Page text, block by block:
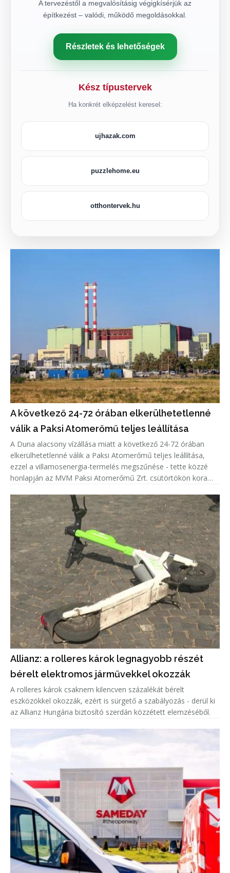
A tervezéstől a megvalósításig végigkísérjük az
építkezést – valódi, működő megoldásokkal.
Részletek és lehetőségek
Kész típustervek
Ha konkrét elképzelést keresel:
ujhazak.com
puzzlehome.eu
otthontervek.hu
A következő 24-72 órában elkerülhetetlenné
válik a Paksi Atomerőmű teljes leállítása
A Duna alacsony vízállása miatt a következő 24-72 órában
elkerülhetetlenné válik a Paksi Atomerőmű teljes leállítása,
ezzel a villamosenergia-termelés megszűnése - tette közzé
honlapján az MVM Paksi Atomerőmű Zrt. csütörtökön kora
Allianz: a rolleres károk legnagyobb részét
bérelt elektromos járművekkel okozzák
A rolleres károk csaknem kilencven százalékát bérelt
eszközökkel okozzák, ezért is sürgető a szabályozás - derül ki
az Allianz Hungária biztosító szerdán közzétett elemzéséből.